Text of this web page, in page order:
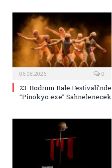
06.08.2026 0
23. Bodrum Bale Festivali’nde
“Pinokyo.exe” Sahnelenecek